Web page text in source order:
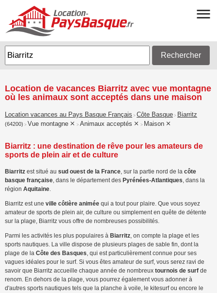
Rechercher
Location de vacances Biarritz avec vue montagne
où les animaux sont acceptés dans une maison
Location vacances au Pays Basque Français > Côte Basque > Biarritz
(64200) > Vue montagne > Animaux acceptés > Maison
Biarritz : une destination de rêve pour les amateurs de
sports de plein air et de culture
Biarritz est situé au sud ouest de la France, sur la partie nord de la côte
basque française, dans le département des Pyrénées-Atlantiques, dans la
région Aquitaine.
Biarritz est une ville côtière animée qui a tout pour plaire. Que vous soyez
amateur de sports de plein air, de culture ou simplement en quête de détente
sur la plage, Biarritz vous offre de nombreuses possibilités.
Parmi les activités les plus populaires à Biarritz, on compte la plage et les
sports nautiques. La ville dispose de plusieurs plages de sable fin, dont la
plage de la Côte des Basques, qui est particulièrement connue pour ses
vagues idéales pour le surf. Si vous êtes amateur de surf, vous serez ravi de
savoir que Biarritz accueille chaque année de nombreux tournois de surf de
renom. En dehors de la plage, vous pourrez également vous adonner à
d'autres sports nautiques tels que la planche à voile, le kitesurf ou encore le